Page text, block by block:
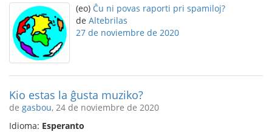
(eo) Ĉu ni povas raporti pri spamiloj?
de Altebrilas
27 de noviembre de 2020
Kio estas la ĝusta muziko?
de gasbou, 24 de noviembre de 2020
Idioma: Esperanto